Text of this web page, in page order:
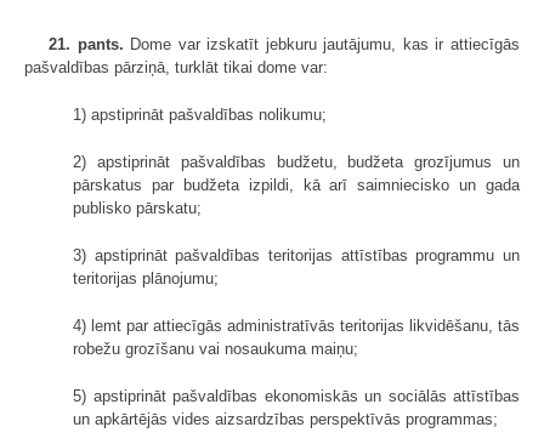
21. pants. Dome var izskatīt jebkuru jautājumu, kas ir attiecīgās
pašvaldības pārziņā, turklāt tikai dome var:
1) apstiprināt pašvaldības nolikumu;
2) apstiprināt pašvaldības budžetu, budžeta grozījumus un
pārskatus par budžeta izpildi, kā arī saimniecisko un gada
publisko pārskatu;
3) apstiprināt pašvaldības teritorijas attīstības programmu un
teritorijas plānojumu;
4) lemt par attiecīgās administratīvās teritorijas likvidēšanu, tās
robežu grozīšanu vai nosaukuma maiņu;
5) apstiprināt pašvaldības ekonomiskās un sociālās attīstības
un apkārtējās vides aizsardzības perspektīvās programmas;